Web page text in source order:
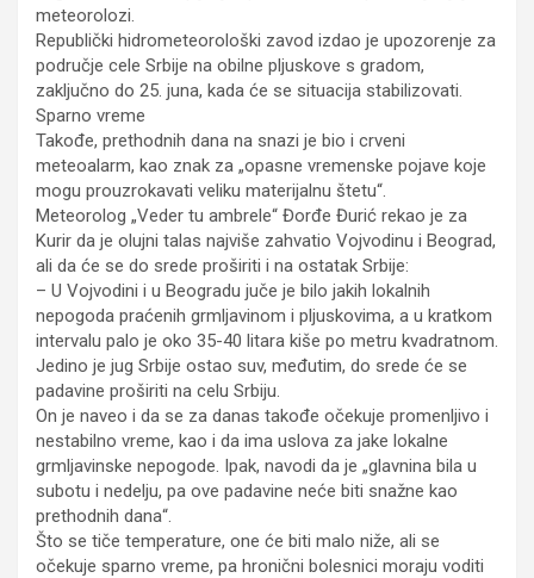
meteorolozi.
Republički hidrometeorološki zavod izdao je upozorenje za
područje cele Srbije na obilne pljuskove s gradom,
zaključno do 25. juna, kada će se situacija stabilizovati.
Sparno vreme
Takođe, prethodnih dana na snazi je bio i crveni
meteoalarm, kao znak za „opasne vremenske pojave koje
mogu prouzrokavati veliku materijalnu štetu“.
Meteorolog „Veder tu ambrele“ Đorđe Đurić rekao je za
Kurir da je olujni talas najviše zahvatio Vojvodinu i Beograd,
ali da će se do srede proširiti i na ostatak Srbije:
– U Vojvodini i u Beogradu juče je bilo jakih lokalnih
nepogoda praćenih grmljavinom i pljuskovima, a u kratkom
intervalu palo je oko 35-40 litara kiše po metru kvadratnom.
Jedino je jug Srbije ostao suv, međutim, do srede će se
padavine proširiti na celu Srbiju.
On je naveo i da se za danas takođe očekuje promenljivo i
nestabilno vreme, kao i da ima uslova za jake lokalne
grmljavinske nepogode. Ipak, navodi da je „glavnina bila u
subotu i nedelju, pa ove padavine neće biti snažne kao
prethodnih dana“.
Što se tiče temperature, one će biti malo niže, ali se
očekuje sparno vreme, pa hronični bolesnici moraju voditi